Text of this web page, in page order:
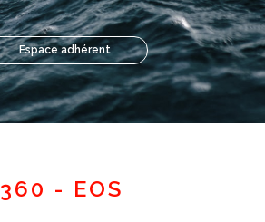
Espace adhérent
360 - EOS